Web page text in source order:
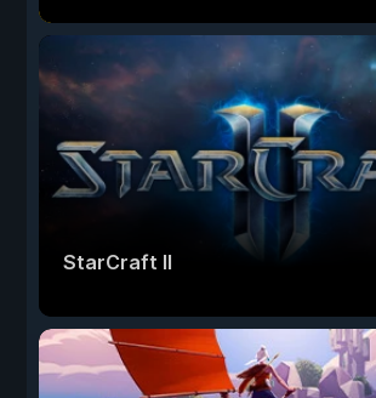
StarCraft II